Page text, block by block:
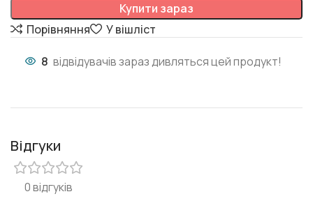
Купити зараз
Порівняння
У вішліст
8 відвідувачів зараз дивляться цей продукт!
Відгуки
0 відгуків